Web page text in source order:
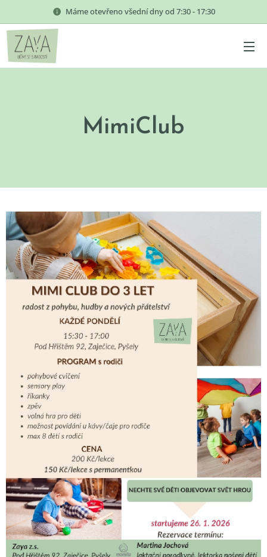
Máme otevřeno všední dny od 7:30 - 17:30
MimiClub